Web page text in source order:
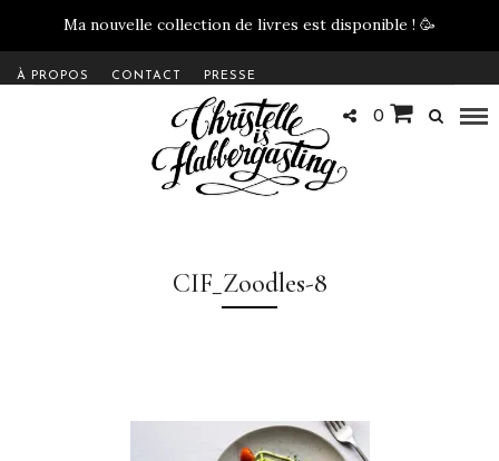
Ma nouvelle collection de livres est disponible ! 🥳
À PROPOS CONTACT PRESSE
0
CIF_Zoodles-8